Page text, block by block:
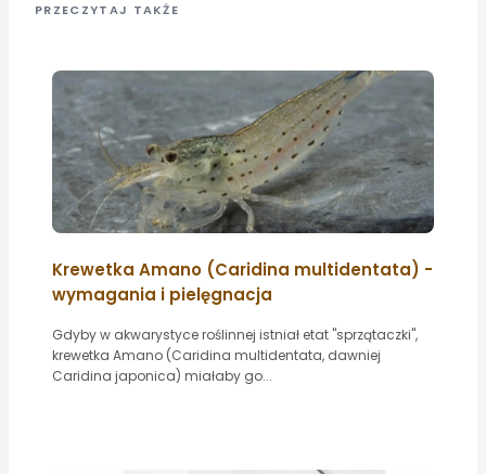
PRZECZYTAJ TAKŻE
Krewetka Amano (Caridina multidentata) -
wymagania i pielęgnacja
Gdyby w akwarystyce roślinnej istniał etat "sprzątaczki",
krewetka Amano (Caridina multidentata, dawniej
Caridina japonica) miałaby go...